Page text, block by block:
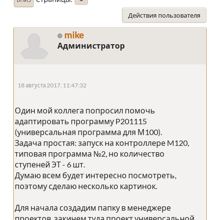
Действия пользователя
mike
Администратор
18 августа 2017, 11:47:32
Один мой коллега попросил помочь
адаптировать программу P201115
(универсальная программа для М100).
Задача простая: запуск на контроллере M120,
типовая программа №2, но количество
ступеней ЭТ - 6 шт.
Думаю всем будет интересно посмотреть,
поэтому сделаю несколько картинок.
Для начала создадим папку в менеджере
проектов, закинем туда проект универсальной